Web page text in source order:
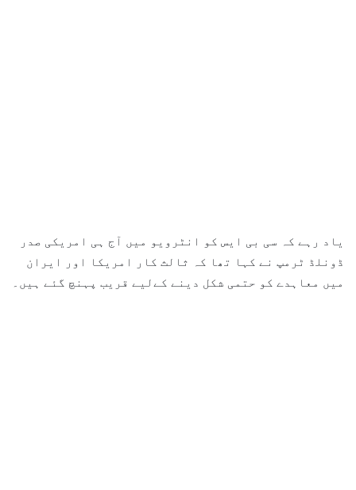
یاد رہے کہ سی بی ایس کو انٹرویو میں آج ہی امریکی صدر
ڈونلڈ ٹرمپ نے کہا تھا کہ ثالث کار امریکا اور ایران
میں معاہدے کو حتمی شکل دینے کےلیے قریب پہنچ گئے ہیں۔